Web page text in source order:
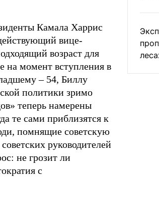
Камала Харрис
вице-
возраст для
на момент вступления в
– 54, Биллу
политики зримо
теперь намерены
те сами приблизятся к
помнящие советскую
руководителей
не грозит ли
с